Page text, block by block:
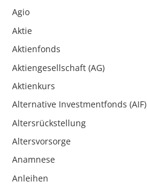
Agio
Aktie
Aktienfonds
Aktiengesellschaft (AG)
Aktienkurs
Alternative Investmentfonds (AIF)
Altersrückstellung
Altersvorsorge
Anamnese
Anleihen